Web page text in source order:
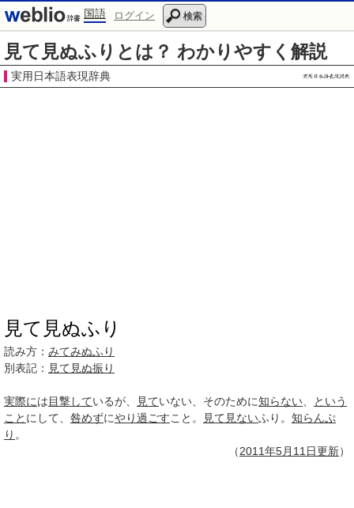
国語 ログイン 検索
見て見ぬふりとは？ わかりやすく解説
実用日本語表現辞典
見て見ぬふり
読み方： みてみぬふり
別表記： 見て見ぬ振り
実際には目撃しているが、 見ていない、そのために知らない
という
こと にして、 咎めずにやり過ごすこと。 見て 見ないふり。 知らんぷ
り 。
（2011年5月 11日更新）